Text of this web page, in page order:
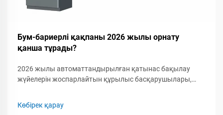
Бум-бариерлі қақпаны 2026 жылы орнату
қанша тұрады?
2026 жылы автоматтандырылған қатынас бақылау
жүйелерін жоспарлайтын құрылыс басқарушылары,
құрылымын түсіну маңызды. Бум-бариерлік қақпаққа...
Көбірек қарау